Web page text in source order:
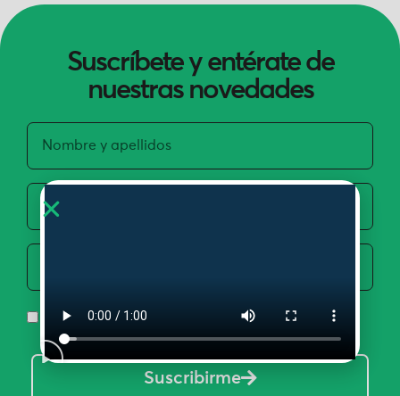
Suscríbete y entérate de
nuestras novedades
Acepto la Política de Privacidad y Uso de Datos
Suscribirme